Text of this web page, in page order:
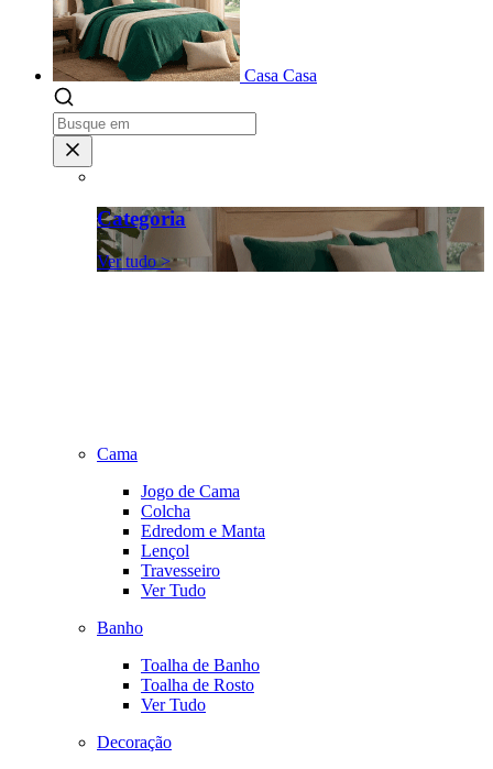
Casa Casa
Categoria
Ver tudo >
Cama
Jogo de Cama
Colcha
Edredom e Manta
Lençol
Travesseiro
Ver Tudo
Banho
Toalha de Banho
Toalha de Rosto
Ver Tudo
Decoração